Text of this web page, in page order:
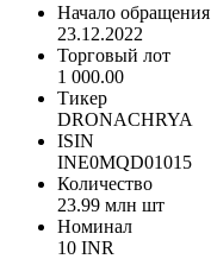
Начало обращения
23.12.2022
Торговый лот
1 000.00
Тикер
DRONACHRYA
ISIN
INE0MQD01015
Количество
23.99 млн шт
Номинал
10 INR